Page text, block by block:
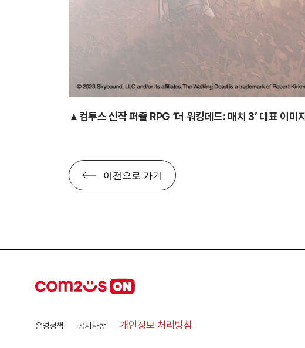
▲컴투스 신작 퍼즐 RPG ‘더 워킹데드: 매치 3’ 대표 이미지
이전으로 가기
운영정책 공지사항 개인정보 처리방침